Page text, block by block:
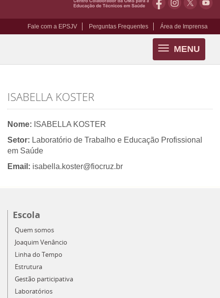
Fale com a EPSJV Perguntas Frequentes Área de Imprensa
MENU
Toggle
navigation
ISABELLA KOSTER
Nome: ISABELLA KOSTER
Setor: Laboratório de Trabalho e Educação Profissional
em Saúde
Email: isabella.koster@fiocruz.br
Escola
Quem somos
Joaquim Venâncio
Linha do Tempo
Estrutura
Gestão participativa
Laboratórios